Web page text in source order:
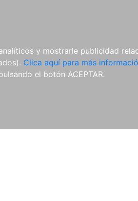
y mostrarle publicidad
Clica aquí para más
el botón ACEPTAR.
REVISTAS
CDS Y
DVDS